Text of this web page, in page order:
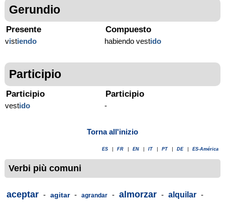
Gerundio
Presente
vistiendo
Compuesto
habiendo vestido
Participio
Participio
vestido
Participio
-
Torna all'inizio
ES FR EN IT PT DE ES-América
Verbi più comuni
aceptar - agitar - agrandar - almorzar - alquilar -